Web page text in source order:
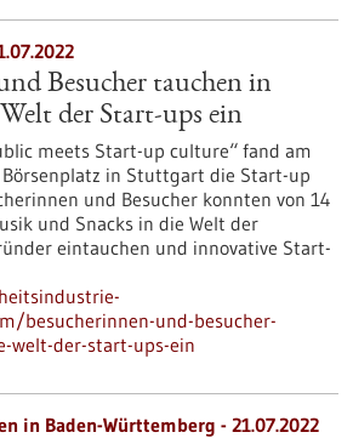
Besucher tauchen in
der Start-ups ein
meets Start-up culture“ fand am
Börsenplatz in Stuttgart die Start-up
und Besucher konnten von 14
und Snacks in die Welt der
eintauchen und innovative Start-
besucherinnen-und-besucher-
welt-der-start-ups-ein
in Baden-Württemberg - 21.07.2022